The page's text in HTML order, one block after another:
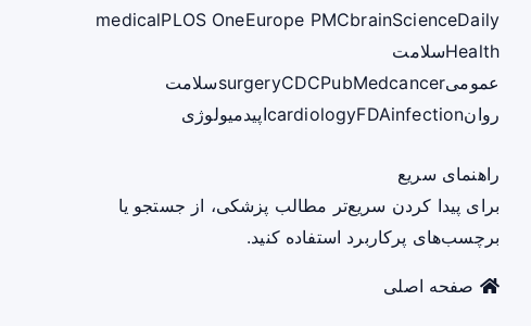
medicalPLOS OneEurope PMCbrainScienceDaily
Healthسلامت
عمومی
surgeryCDCPubMedcancer
سلامت
روان
cardiologyFDAinfection اپیدمیولوژی
راهنمای سریع
برای پیدا کردن سریع‌تر مطالب پزشکی، از جستجو یا
برچسب‌های پرکاربرد استفاده کنید.
صفحه اصلی